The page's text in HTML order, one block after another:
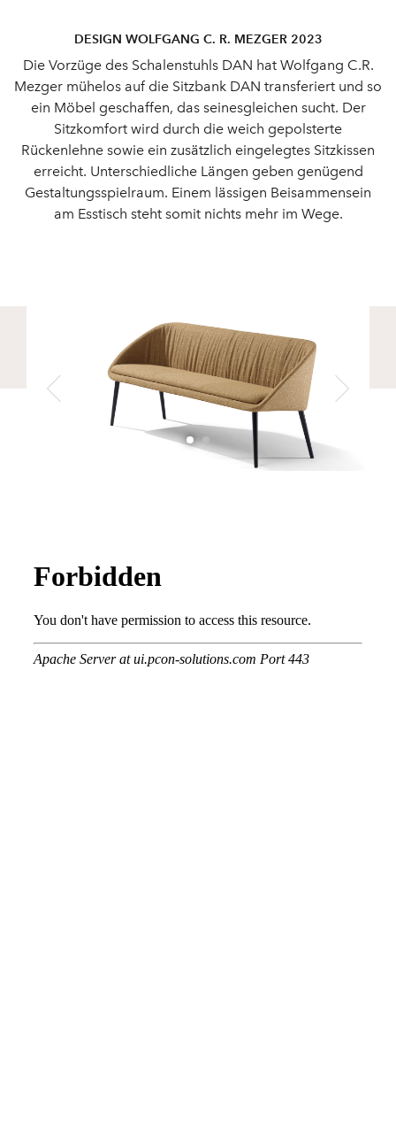
DESIGN WOLFGANG C. R. MEZGER 2023
Die Vorzüge des Schalenstuhls DAN hat Wolfgang C.R.
Mezger mühelos auf die Sitzbank DAN transferiert und so
ein Möbel geschaffen, das seinesgleichen sucht. Der
Sitzkomfort wird durch die weich gepolsterte
Rückenlehne sowie ein zusätzlich eingelegtes Sitzkissen
erreicht. Unterschiedliche Längen geben genügend
Gestaltungsspielraum. Einem lässigen Beisammensein
am Esstisch steht somit nichts mehr im Wege.